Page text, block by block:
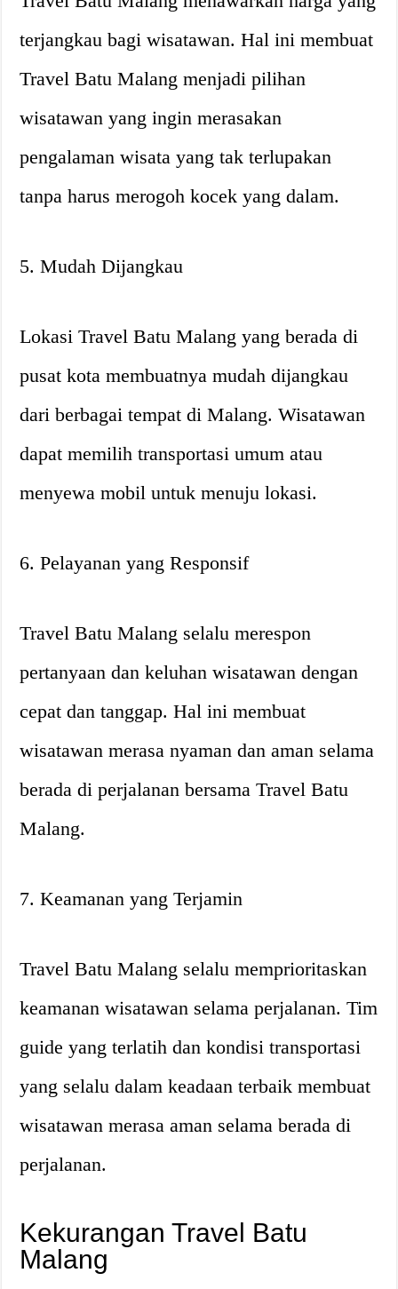
terjangkau bagi wisatawan. Hal ini membuat
Travel Batu Malang menjadi pilihan
wisatawan yang ingin merasakan
pengalaman wisata yang tak terlupakan
tanpa harus merogoh kocek yang dalam.
5. Mudah Dijangkau
Lokasi Travel Batu Malang yang berada di
pusat kota membuatnya mudah dijangkau
dari berbagai tempat di Malang. Wisatawan
dapat memilih transportasi umum atau
menyewa mobil untuk menuju lokasi.
6. Pelayanan yang Responsif
Travel Batu Malang selalu merespon
pertanyaan dan keluhan wisatawan dengan
cepat dan tanggap. Hal ini membuat
wisatawan merasa nyaman dan aman selama
berada di perjalanan bersama Travel Batu
Malang.
7. Keamanan yang Terjamin
Travel Batu Malang selalu memprioritaskan
keamanan wisatawan selama perjalanan. Tim
guide yang terlatih dan kondisi transportasi
yang selalu dalam keadaan terbaik membuat
wisatawan merasa aman selama berada di
perjalanan.
Kekurangan Travel Batu
Malang